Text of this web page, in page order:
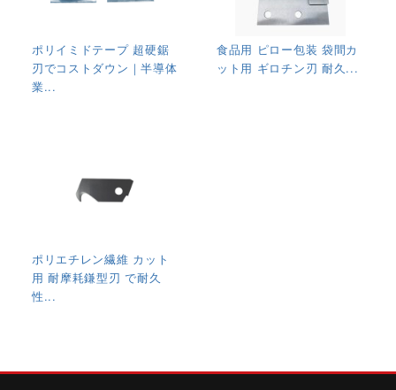
ポリイミドテープ 超硬鋸
刃でコストダウン｜半導体
業...
食品用 ピロー包装 袋間カ
ット用 ギロチン刃 耐久...
ポリエチレン繊維 カット
用 耐摩耗鎌型刃 で耐久
性...